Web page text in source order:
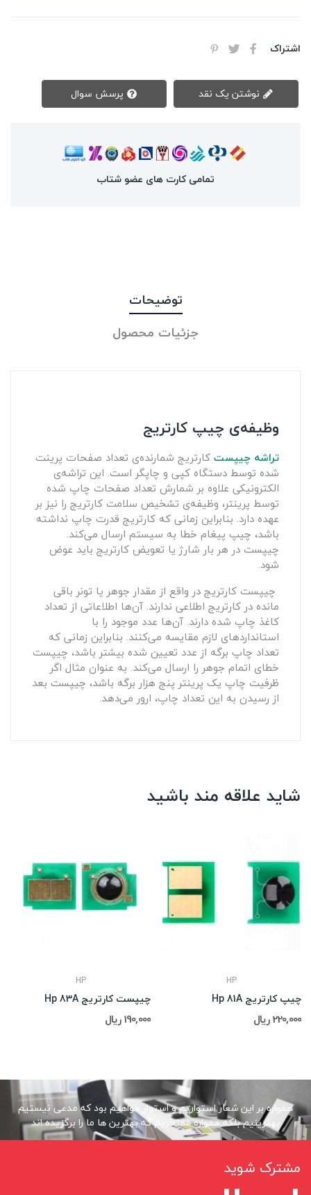
اشتراک
تمامی کارت های عضو شتاب
توضیحات
جزئیات محصول
وظیفه‌ی چیپ کارتریج
تراشه چیپستکارتریج شمارنده‌ی تعداد صفحات پرینت
شده توسط دستگاه کپی و چاپگر است. این تراشه‌ی
الکترونیکی علاوه بر شمارش تعداد صفحات چاپ شده
توسط پرینتر، وظیفه‌ی تشخیص سلامت کارتریج را نیز بر
عهده دارد. بنابراین زمانی که کارتریج قدرت چاپ نداشته
باشد، چیپ پیغام خطا به سیستم ارسال می‌کند.
چیپست در هر بار شارژ یا تعویض کارتریج باید عوض
شود.
چیپست کارتریج در واقع از مقدار جوهر یا تونر باقی
مانده در کارتریج اطلاعی ندارند. آن‌ها اطلاعاتی از تعداد
کاغذ چاپ شده دارند. آن‌ها عدد موجود را با
استانداردهای لازم مقایسه می‌کنند. بنابراین زمانی که
تعداد چاپ برگه از عدد تعیین شده بیشتر باشد، چیپست
خطای اتمام جوهر را ارسال می‌کند. به عنوان مثال اگر
ظرفیت چاپ یک پرینتر پنج هزار برگه باشد، چیپست بعد
از رسیدن به این تعداد چاپ، ارور می‌دهد.
شاید علاقه مند باشید
HP
چیپست کارتریج Hp 83A
190,000 ریال
HP
چیپ کارتریج Hp 81A
220,000 ریال
همواره بر این شعار استواریم و استوار خواهیم بود که مدعی نیستیم
بهترینیم بلکه همواره مفتخریم که بهترین ها ما را برگزیده اند
مشترک شوید